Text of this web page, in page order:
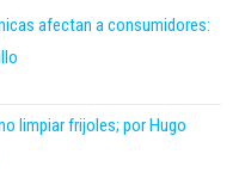
afectan a consumidores:
limpiar frijoles; por Hugo